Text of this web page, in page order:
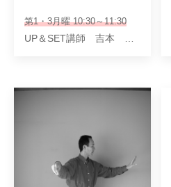
第1・3月曜 10:30～11:30